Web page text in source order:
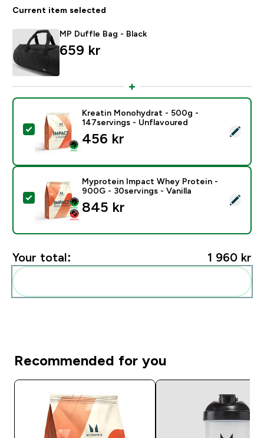
Current item selected
MP Duffle Bag - Black
659 kr‎
Select this product - Kreatin Monohydrat - 500g -
Kreatin Monohydrat - 500g -
147servings - Unflavoured
456 kr‎
Select this product - Myprotein Impact Whey
Myprotein Impact Whey Protein -
900G - 30servings - Vanilla
845 kr‎
Your total: 1 960 kr‎
Recommended for you